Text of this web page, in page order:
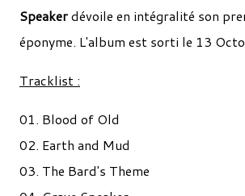
Speakerdévoile en intégralité son
éponyme. L'album est sorti le 13
Tracklist :
01. Blood of Old
02. Earth and Mud
03. The Bard's Theme